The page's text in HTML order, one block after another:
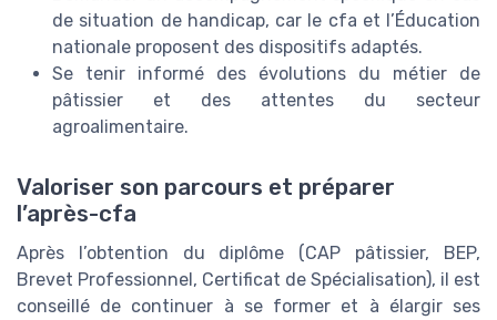
de situation de handicap, car le cfa et l’Éducation
nationale proposent des dispositifs adaptés.
Se tenir informé des évolutions du métier de
pâtissier et des attentes du secteur
agroalimentaire.
Valoriser son parcours et préparer
l’après-cfa
Après l’obtention du diplôme (CAP pâtissier, BEP,
Brevet Professionnel, Certificat de Spécialisation), il est
conseillé de continuer à se former et à élargir ses